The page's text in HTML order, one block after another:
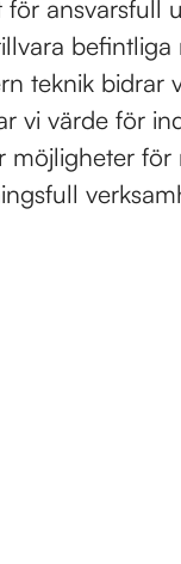
ansvarsfull
befintliga
teknik bidrar
vi värde för